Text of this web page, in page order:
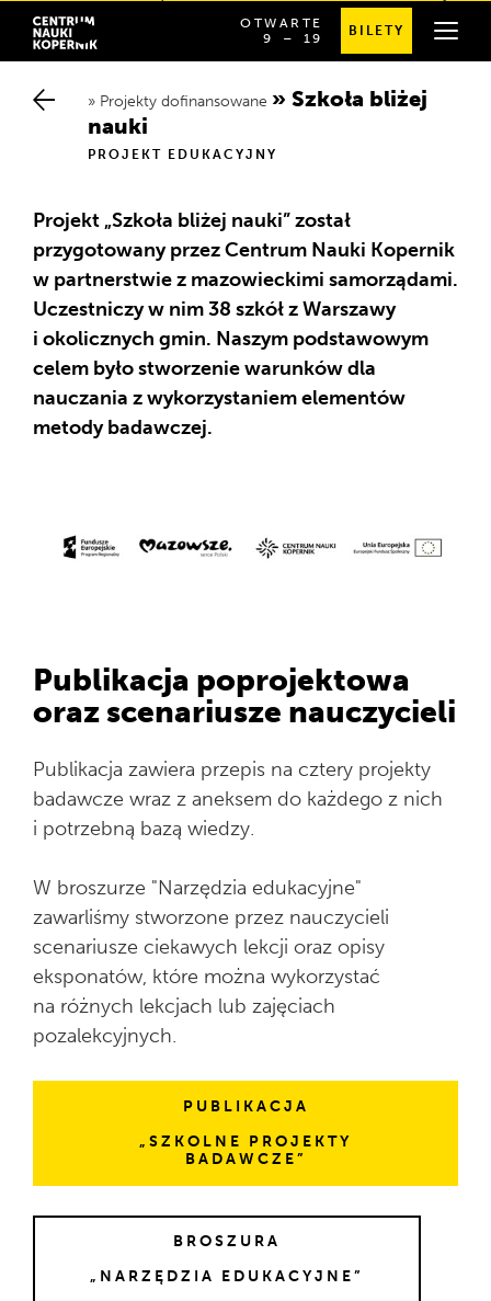
Chwalimy się
Przewodnik po budynku
Zespół badawczy
Biblioteka raportów
OTWARTE
OD
GODZINY
19:00
9 ⁠–⁠ 19
SPRAWDŹ
SZCZEGÓŁOWE
BILETY
Projekty dofinansowane
Szkoła bliżej n
auki
PROJEKT EDUKACYJNY
Projekt „Szkoła bliżej nauki” został
przygotowany przez Centrum Nauki Kopernik
w partnerstwie z mazowieckimi samorządami.
Uczestniczy w nim 38 szkół z Warszawy
i okolicznych gmin. Naszym podstawowym
celem było stworzenie warunków dla
nauczania z wykorzystaniem elementów
metody badawczej.
Publikacja poprojektowa
oraz scenariusze nauczycieli
Publikacja zawiera przepis na cztery projekty
badawcze wraz z aneksem do każdego z nich
i potrzebną bazą wiedzy.
W broszurze "Narzędzia edukacyjne"
zawarliśmy stworzone przez nauczycieli
scenariusze ciekawych lekcji oraz opisy
eksponatów, które można wykorzystać
na różnych lekcjach lub zajęciach
pozalekcyjnych.
PUBLIKACJA
„SZKOLNE PROJEKTY
BADAWCZE”
BROSZURA
„NARZĘDZIA EDUKACYJNE”